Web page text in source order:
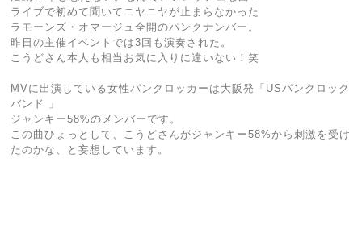
ライブで初めて聞いてニヤニヤが止まらなかった
ラモーンズ・オマージュ全開のパンクナンバー。
昨日の主催イベントでは3回も演奏された。
こうどさん本人も相当お気に入りに違いない！笑
MVに出演している女性パンクロッカーは大阪発「USパンクロック
バンド 」
ジャンキー58%のメンバーです。
この曲ひょっとして、こうどさんがジャンキー58%から刺激を受け
たのかな、と妄想しています。